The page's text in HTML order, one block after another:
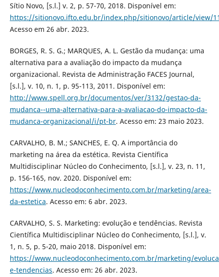
Sítio Novo, [s.l.] v. 2, p. 57-70, 2018. Disponível em:
https://sitionovo.ifto.edu.br/index.php/sitionovo/article/view/
Acesso em 26 abr. 2023.
BORGES, R. S. G.; MARQUES, A. L. Gestão da mudança: uma
alternativa para a avaliação do impacto da mudança
organizacional. Revista de Administração FACES Journal,
[s.l.], v. 10, n. 1, p. 95-113, 2011. Disponível em:
http://www.spell.org.br/documentos/ver/3132/gestao-da-
mudanca--uma-alternativa-para-a-avaliacao-do-impacto-da-
mudanca-organizacional/i/pt-br. Acesso em: 23 maio 2023.
CARVALHO, B. M.; SANCHES, E. Q. A importância do
marketing na área da estética. Revista Científica
Multidisciplinar Núcleo do Conhecimento, [s.l.], v. 23, n. 11,
p. 156-165, nov. 2020. Disponível em:
https://www.nucleodoconhecimento.com.br/marketing/area-
da-estetica. Acesso em: 6 abr. 2023.
CARVALHO, S. S. Marketing: evolução e tendências. Revista
Científica Multidisciplinar Núcleo do Conhecimento, [s.l.], v.
1, n. 5, p. 5-20, maio 2018. Disponível em:
https://www.nucleodoconhecimento.com.br/marketing/
e-tendencias. Acesso em: 26 abr. 2023.